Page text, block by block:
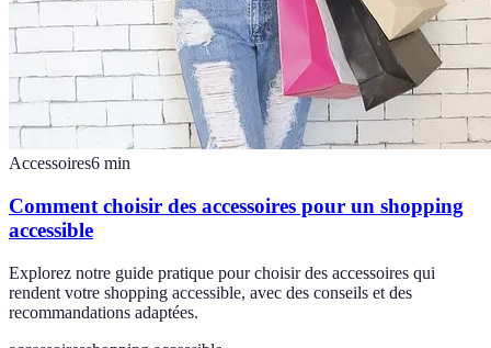
Accessoires6 min
Comment choisir des accessoires pour un shopping
accessible
Explorez notre guide pratique pour choisir des accessoires qui
rendent votre shopping accessible, avec des conseils et des
recommandations adaptées.